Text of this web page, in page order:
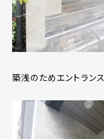
築浅のためエントラン